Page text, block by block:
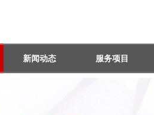
新闻动态 服务项目